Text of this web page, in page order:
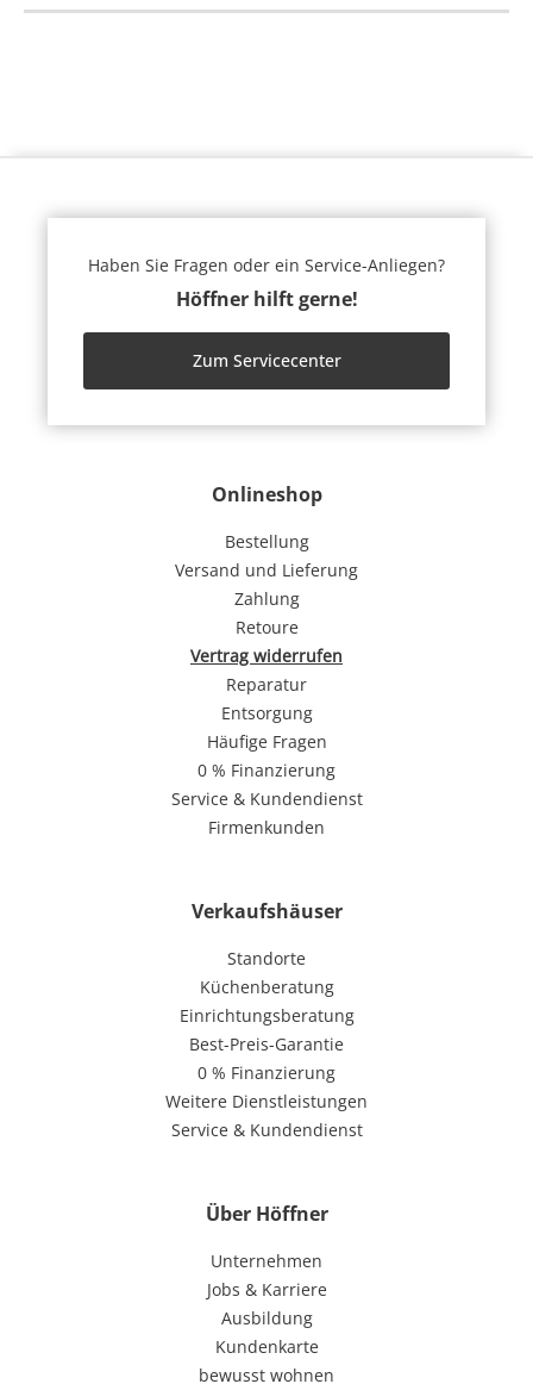
Onlineshop
Bestellung
Versand und Lieferung
Zahlung
Retoure
Vertrag widerrufen
Reparatur
Entsorgung
Häufige Fragen
0 % Finanzierung
Service & Kundendienst
Firmenkunden
Verkaufshäuser
Standorte
Küchenberatung
Einrichtungsberatung
Best-Preis-Garantie
0 % Finanzierung
Weitere Dienstleistungen
Service & Kundendienst
Über Höffner
Unternehmen
Jobs & Karriere
Ausbildung
Kundenkarte
bewusst wohnen
Haben Sie Fragen oder ein Service-Anliegen?
Höffner hilft gerne!
Zum Servicecenter